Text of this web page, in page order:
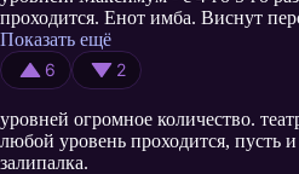
проходится. Енот имба. Виснут
перестает отзываться на
если ираешь.
Показать ещё
6 2
уровней огромное количество.
любой уровень проходится, пусть
залипалка.